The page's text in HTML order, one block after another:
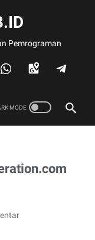
Pemrograman